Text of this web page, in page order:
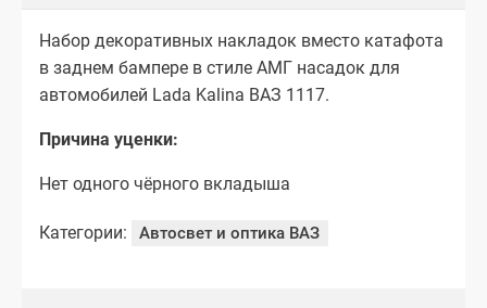
Набор декоративных накладок вместо катафота
в заднем бампере в стиле АМГ насадок для
автомобилей Lada Kalina ВАЗ 1117.
Причина уценки:
Нет одного чёрного вкладыша
Категории: Автосвет и оптика ВАЗ